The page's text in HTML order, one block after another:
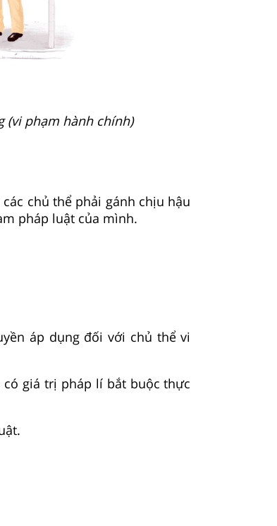
(vi phạm hành chính)
chủ thể phải gánh chịu hậu
pháp luật của mình.
áp dụng đối với chủ thể vi
có giá trị pháp lí bắt buộc thực